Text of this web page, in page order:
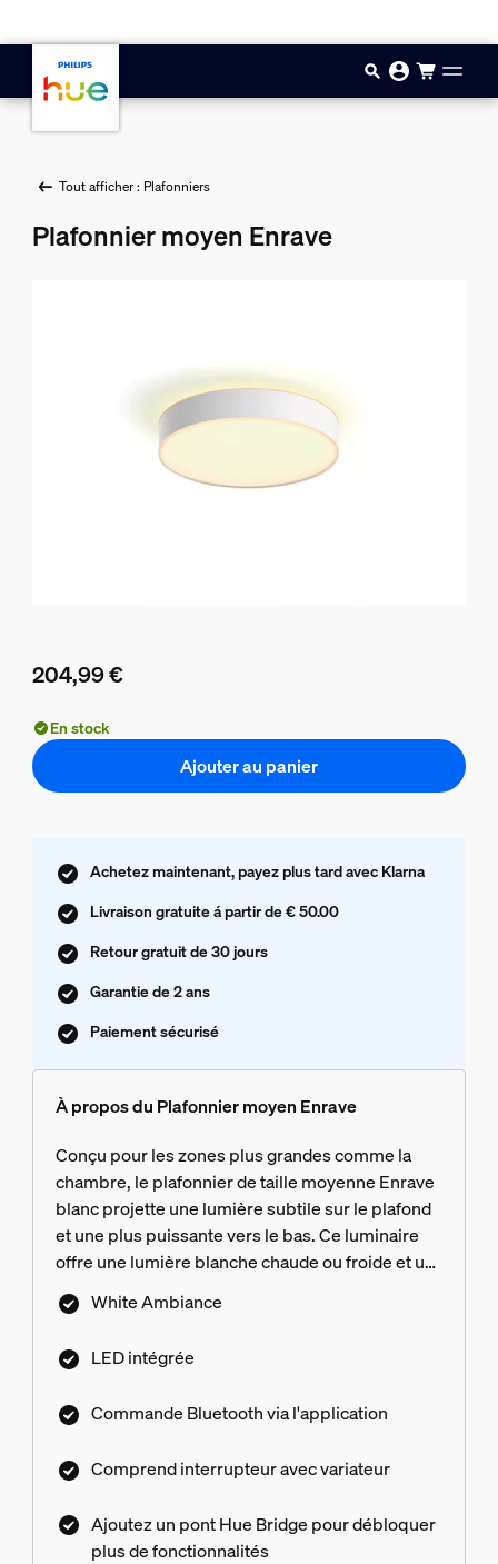
Tout afficher : Plafonniers
Plafonnier moyen Enrave
204,99 €
En stock
Ajouter au panier
Achetez maintenant, payez plus tard avec Klarna
Livraison gratuite á partir de € 50.00
Retour gratuit de 30 jours
Garantie de 2 ans
Paiement sécurisé
À propos du Plafonnier moyen Enrave
Conçu pour les zones plus grandes comme la
chambre, le plafonnier de taille moyenne Enrave
blanc projette une lumière subtile sur le plafond
et une plus puissante vers le bas. Ce luminaire
offre une lumière blanche chaude ou froide et un
style contemporain unique.
White Ambiance
LED intégrée
Commande Bluetooth via l'application
Comprend interrupteur avec variateur
Ajoutez un pont Hue Bridge pour débloquer
plus de fonctionnalités